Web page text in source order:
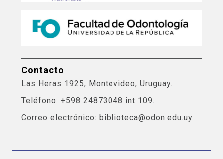
Contacto
Las Heras 1925, Montevideo, Uruguay.
Teléfono: +598 24873048 int 109.
Correo electrónico: biblioteca@odon.edu.uy